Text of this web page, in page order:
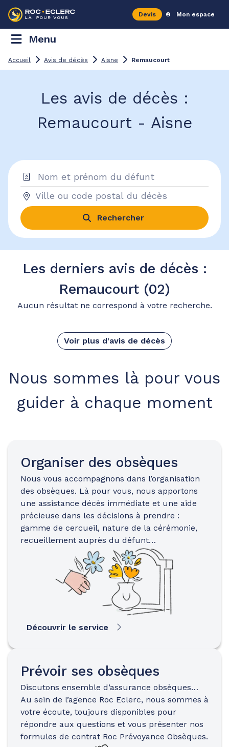
Devis Mon espace
Menu
Accueil Avis de décès Aisne Remaucourt
Les avis de décès :
Remaucourt - Aisne
Rechercher
Les derniers avis de décès :
Remaucourt (02)
Aucun résultat ne correspond à votre recherche.
Voir plus d'avis de décès
Nous sommes là pour vous
guider à chaque moment
Organiser des obsèques
Nous vous accompagnons dans l’organisation
des obsèques. Là pour vous, nous apportons
une assistance décès immédiate et une aide
précieuse dans les décisions à prendre :
gamme de cercueil, nature de la cérémonie,
recueillement auprès du défunt…
Découvrir le service
Prévoir ses obsèques
Discutons ensemble d’assurance obsèques…
Au sein de l’agence Roc Eclerc, nous sommes à
votre écoute, toujours disponibles pour
répondre aux questions et vous présenter nos
formules de contrat Roc Prévoyance Obsèques.